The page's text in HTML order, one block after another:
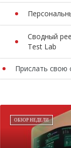
Сводный
Test Lab
Прислать свою
ОБЗОР НЕДЕЛИ